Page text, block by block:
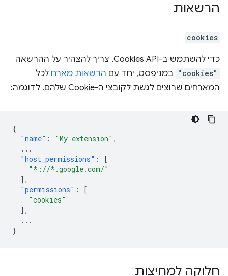
הרשאות
cookies
כדי להשתמש ב-Cookies API, צריך להצהיר על ההרשאה
"cookies" במניפסט, יחד עם הרשאות מארח לכל
המארחים שרוצים לגשת לקובצי ה-Cookie שלהם. לדוגמה:
{
"name" : "My extension" ,
...
"host_permissions" :
[
"*://*.google.com/"
],
"permissions" :
[
"cookies"
],
...
}
חלוקה למחיצות